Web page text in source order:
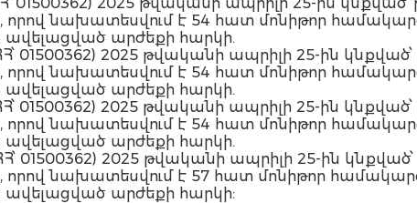
նախատեսվում է 54 հատ մոնիթոր համակարգչի
արժեքի հարկի.
01500362) 2025 թվականի ապրիլի 25-ին կնքված՝
նախատեսվում է 54 հատ մոնիթոր համակարգչի
արժեքի հարկի.
01500362) 2025 թվականի ապրիլի 25-ին կնքված՝
նախատեսվում է 54 հատ մոնիթոր համակարգչի
արժեքի հարկի.
01500362) 2025 թվականի ապրիլի 25-ին կնքված՝
նախատեսվում է 57 հատ մոնիթոր համակարգչի
արժեքի հարկի: